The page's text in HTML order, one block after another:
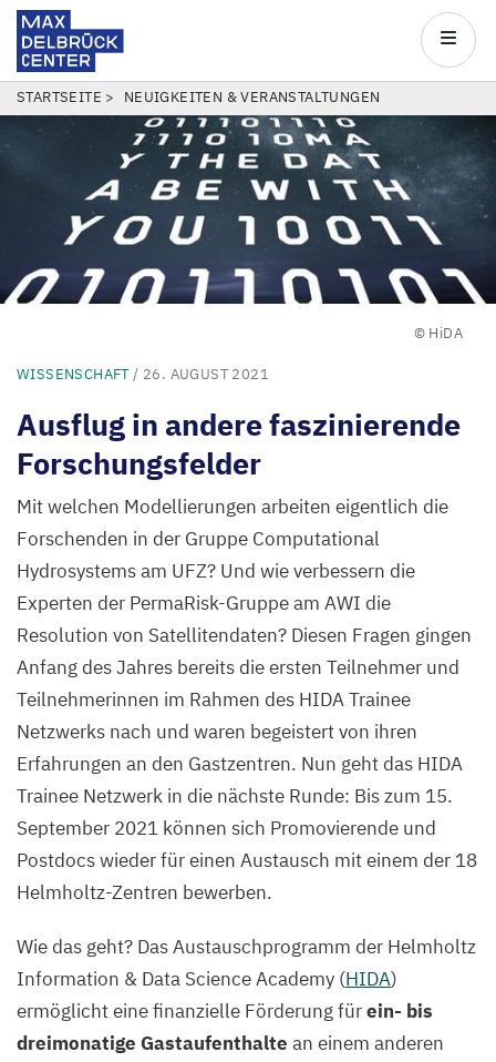
Direkt
zum
Inhalt
Center
Main
PFADNAVIGATION
STARTSEITE NEUIGKEITEN & VERANSTALTUNGEN
© HiDA
WISSENSCHAFT/ 26. AUGUST 2021
Ausflug in andere faszinierende
Forschungsfelder
Mit welchen Modellierungen arbeiten eigentlich die
Forschenden in der Gruppe Computational
Hydrosystems am UFZ? Und wie verbessern die
Experten der PermaRisk-Gruppe am AWI die
Resolution von Satellitendaten? Diesen Fragen gingen
Anfang des Jahres bereits die ersten Teilnehmer und
Teilnehmerinnen im Rahmen des HIDATrainee
Netzwerks nach und waren begeistert von ihren
Erfahrungen an den Gastzentren. Nun geht das HIDA
Trainee Netzwerk in die nächste Runde: Bis zum 15.
September 2021 können sich Promovierende und
Postdocs wieder für einen Austausch mit einem der 18
Helmholtz-Zentren bewerben.
Wie das geht? Das Austauschprogramm der Helmholtz
Information & Data Science Academy (HIDA)
ermöglicht eine finanzielle Förderung fürein- bis
dreimonatige Gastaufenthalte an einem anderen